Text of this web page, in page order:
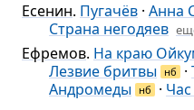
Есенин. Пугачёв · Анна
Страна негодяев
Ефремов. На краю
Лезвие бритвы нб ·
Андромеды нб ·